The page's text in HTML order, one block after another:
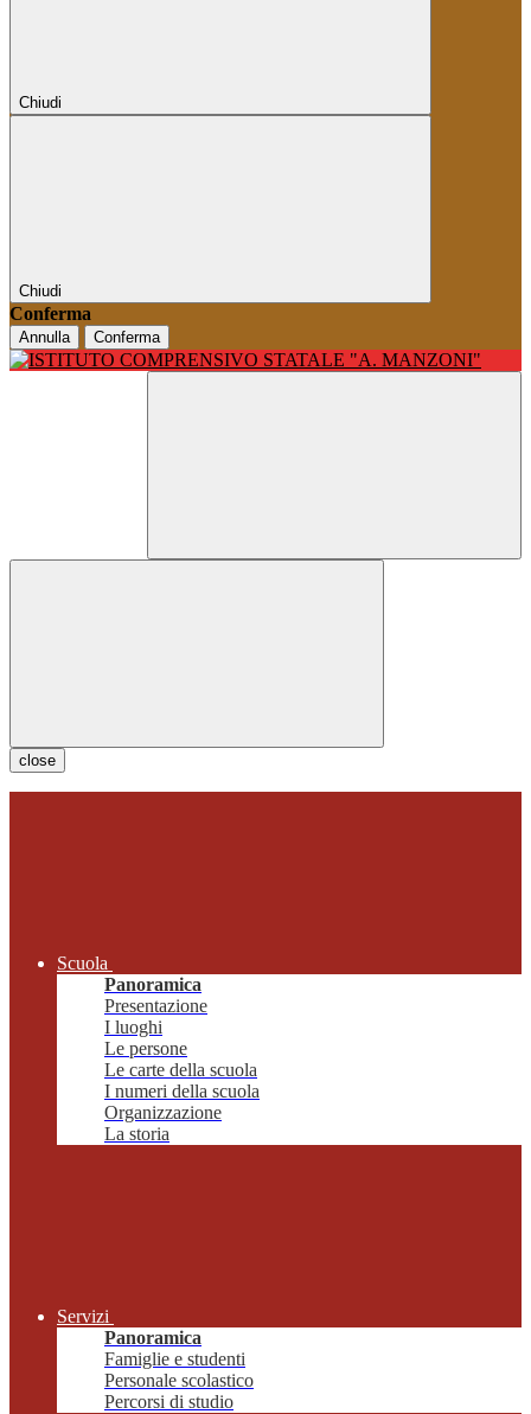
Chiudi
Chiudi
Conferma
Annulla Conferma
close
Scuola
Panoramica
Presentazione
I luoghi
Le persone
Le carte della scuola
I numeri della scuola
Organizzazione
La storia
Servizi
Panoramica
Famiglie e studenti
Personale scolastico
Percorsi di studio